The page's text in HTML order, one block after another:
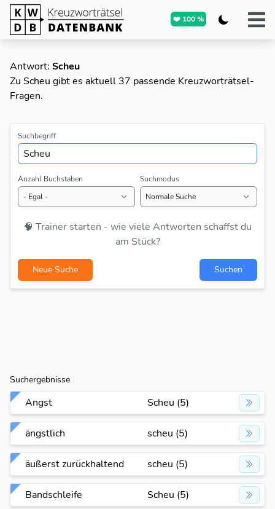
❤️ 100 %
Antwort: Scheu
Zu Scheu gibt es aktuell 37 passende Kreuzworträtsel-
Fragen.
Suchbegriff
Anzahl Buchstaben Suchmodus
🧠 Trainer starten - wie viele Antworten schaffst du
am Stück?
Neue Suche Suchen
Suchergebnisse
Angst Scheu (5)
ängstlich scheu (5)
äußerst zurückhaltend scheu (5)
Bandschleife Scheu (5)